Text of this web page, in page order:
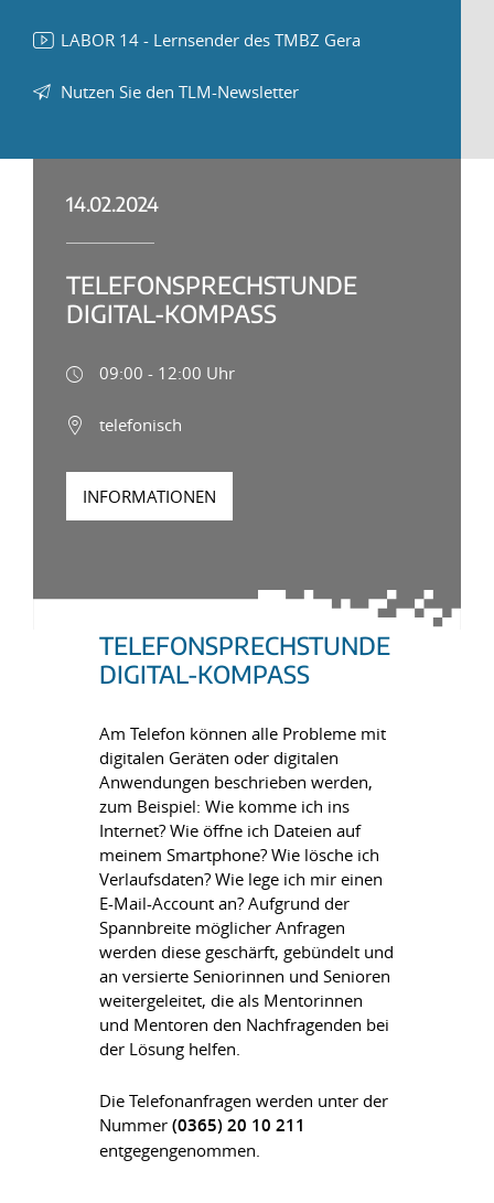
LABOR 14 - Lernsender des TMBZ Gera
Nutzen Sie den TLM-Newsletter
14.02.2024
TELEFONSPRECHSTUNDE
DIGITAL-KOMPASS
09:00 - 12:00 Uhr
telefonisch
INFORMATIONEN
TELEFONSPRECHSTUNDE
DIGITAL-KOMPASS
Am Telefon können alle Probleme mit
digitalen Geräten oder digitalen
Anwendungen beschrieben werden,
zum Beispiel: Wie komme ich ins
Internet? Wie öffne ich Dateien auf
meinem Smartphone? Wie lösche ich
Verlaufsdaten? Wie lege ich mir einen
E-Mail-Account an? Aufgrund der
Spannbreite möglicher Anfragen
werden diese geschärft, gebündelt und
an versierte Seniorinnen und Senioren
weitergeleitet, die als Mentorinnen
und Mentoren den Nachfragenden bei
der Lösung helfen.
Die Telefonanfragen werden unter der
Nummer (0365) 20 10 211
entgegengenommen.